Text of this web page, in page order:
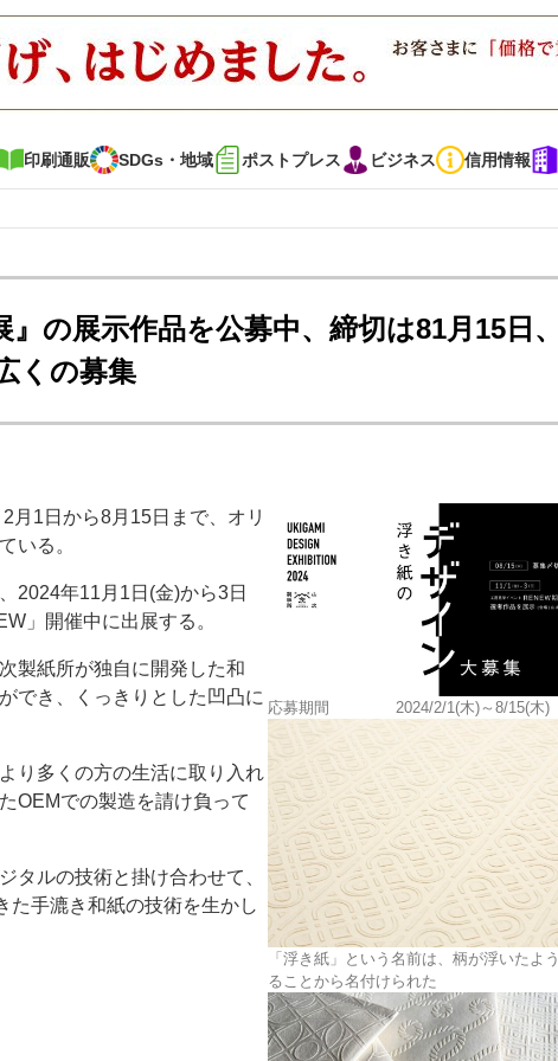
印刷通販 SDGs・地域 ポストプレス ビジネス 信用情報
インタビュー コレクション
刷通販 SDGs・地域
ー
の展示作品を公募中、締切は81月15日
くの募集
月1日から8月15日まで、オリ
いる。
2024年11月1日(金)から3日
」開催中に出展する。
製紙所が独自に開発した和
でき、くっきりとした凹凸に
り多くの方の生活に取り入れ
OEMでの製造を請け負って
タルの技術と掛け合わせて、
た手漉き和紙の技術を生かし
応募期間 2024/2/1(木)～8/15(木)
「浮き紙」という名前は、柄が浮いたよ
ることから名付けられた